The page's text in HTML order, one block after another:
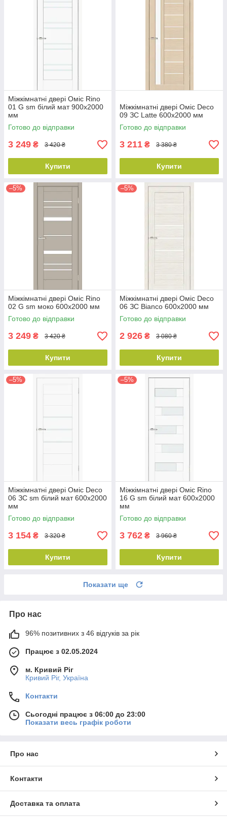
Міжкімнатні двері Оміс Rino
01 G sm білий мат 900х2000
мм
Готово до відправки
3 249 ₴ 3 420 ₴
Купити
Міжкімнатні двері Оміс Deco
09 ЗС Latte 600х2000 мм
Готово до відправки
3 211 ₴ 3 380 ₴
Купити
–5%
Міжкімнатні двері Оміс Rino
02 G sm моко 600х2000 мм
Готово до відправки
3 249 ₴ 3 420 ₴
Купити
–5%
Міжкімнатні двері Оміс Deco
06 ЗС Bianco 600х2000 мм
Готово до відправки
2 926 ₴ 3 080 ₴
Купити
–5%
Міжкімнатні двері Оміс Deco
06 ЗС sm білий мат 600х2000
мм
Готово до відправки
3 154 ₴ 3 320 ₴
Купити
–5%
Міжкімнатні двері Оміс Rino
16 G sm білий мат 600х2000
мм
Готово до відправки
3 762 ₴ 3 960 ₴
Купити
Показати ще
Про нас
96% позитивних з 46 відгуків за рік
Працює з 02.05.2024
м. Кривий Ріг
Кривий Ріг, Україна
Контакти
Сьогодні працює з 06:00 до 23:00
Показати весь графік роботи
Про нас
Контакти
Доставка та оплата